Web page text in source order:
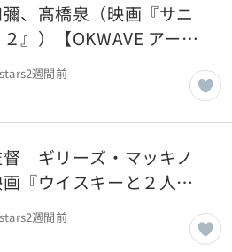
、髙橋泉（映画『サニ
』）【OKWAVE アーカ
2018年2月取材】
2週間前
ギリーズ・マッキノ
『ウイスキーと２人の
【OKWAVE アーカイブ
2週間前